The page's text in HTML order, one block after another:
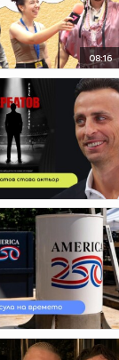
08:16